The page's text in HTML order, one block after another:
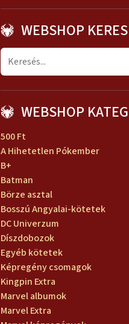
WEBSHOP
WEBSHOP
500 Ft
A Hihetetlen Pókember
B+
Batman
Börze asztal
Bosszú Angyalai-kötetek
DC Univerzum
Díszdobozok
Egyéb kötetek
Képregény csomagok
Kingpin Extra
Marvel albumok
Marvel Extra